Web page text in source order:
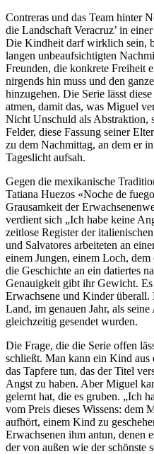
Contreras und das Team hinter
die Landschaft Veracruz’ in
Die Kindheit darf wirklich sein,
langen unbeaufsichtigten
Freunden, die konkrete Freiheit
nirgends hin muss und den
hinzugehen. Die Serie lässt
atmen, damit das, was Miguel
Nicht Unschuld als Abstraktion,
Felder, diese Fassung seiner
zu dem Nachmittag, an dem er
Tageslicht aufsah.
Gegen die mexikanische
Tatiana Huezos «Noche de
Grausamkeit der
verdient sich „Ich habe keine
zeitlose Register der
und Salvatores arbeiteten an
einem Jungen, einem Loch,
die Geschichte an ein datiertes
Genauigkeit gibt ihr Gewicht.
Erwachsene und Kinder überall.
Land, im genauen Jahr, als
gleichzeitig gesendet wurden.
Die Frage, die die Serie offen
schließt. Man kann ein Kind aus
das Tapfere tun, das der Titel
Angst zu haben. Aber Miguel
gelernt hat, die es gruben. „Ich
vom Preis dieses Wissens: dem
aufhört, einem Kind zu
Erwachsenen ihm antun, denen
der von außen wie der schönste